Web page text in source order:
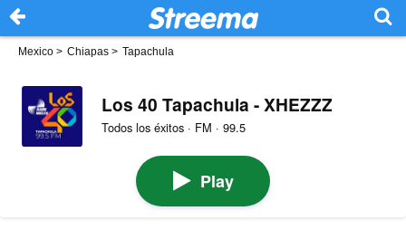
Mexico > Chiapas > Tapachula
Los 40 Tapachula - XHEZZZ
Todos los éxitos · FM · 99.5
Play